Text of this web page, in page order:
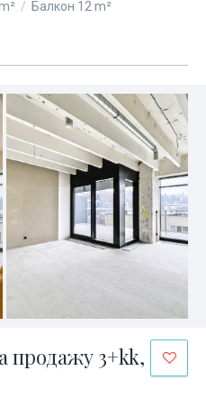
/ Балкон 12 m²
продажу 3+kk,